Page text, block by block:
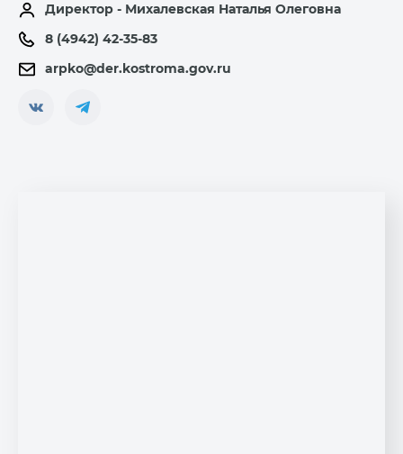
Директор - Михалевская Наталья Олеговна
8 (4942) 42-35-83
arpko@der.kostroma.gov.ru